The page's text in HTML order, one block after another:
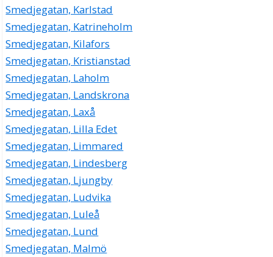
Smedjegatan, Karlstad
Smedjegatan, Katrineholm
Smedjegatan, Kilafors
Smedjegatan, Kristianstad
Smedjegatan, Laholm
Smedjegatan, Landskrona
Smedjegatan, Laxå
Smedjegatan, Lilla Edet
Smedjegatan, Limmared
Smedjegatan, Lindesberg
Smedjegatan, Ljungby
Smedjegatan, Ludvika
Smedjegatan, Luleå
Smedjegatan, Lund
Smedjegatan, Malmö